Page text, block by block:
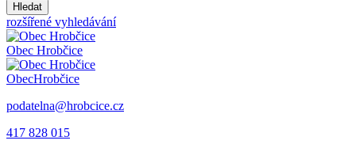
Hledat
rozšířené vyhledávání
Obec Hrobčice
ObecHrobčice
podatelna@hrobcice.cz
417 828 015